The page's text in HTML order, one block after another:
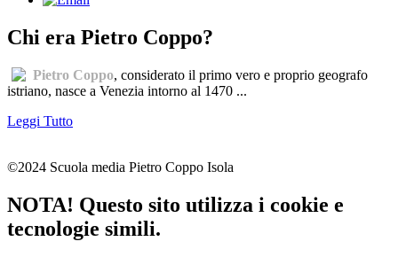
Chi era Pietro Coppo?
Pietro Coppo, considerato il primo vero e proprio geografo
istriano, nasce a Venezia intorno al 1470 ...
Leggi Tutto
©2024 Scuola media Pietro Coppo Isola
NOTA! Questo sito utilizza i cookie e
tecnologie simili.